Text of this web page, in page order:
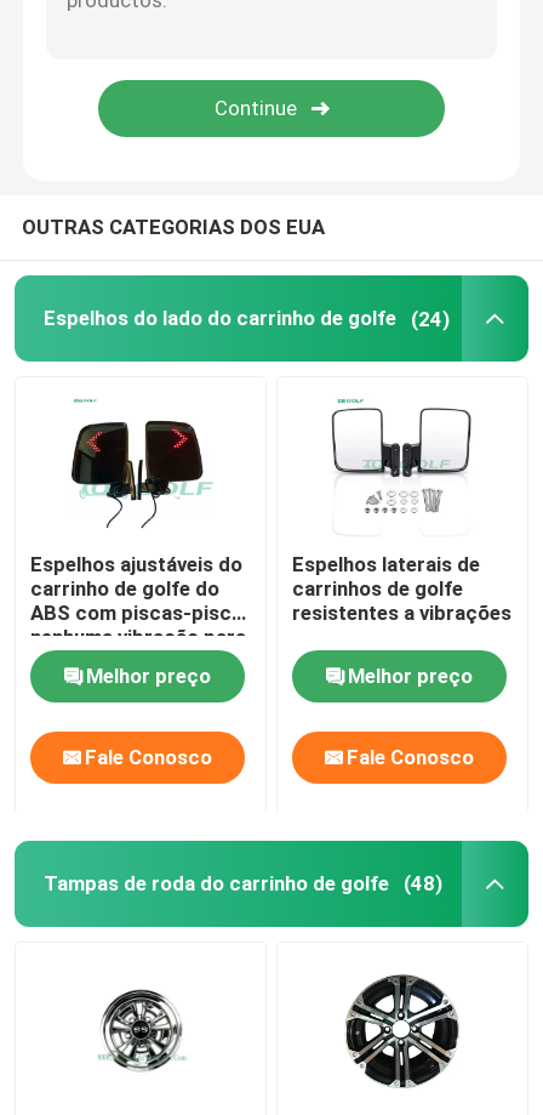
Cercos do carrinho de golfe
Bateria de lítio do carrinho de golfe
Peças do carrinho de golfe LVTONG
Peças de serviço ÍCONE
OUTRAS CATEGORIAS DOS EUA
Espelhos do lado do carrinho de golfe (24)
Espelhos ajustáveis do
carrinho de golfe do
ABS com piscas-pisca
nenhuma vibração para
o carro do clube do
carro do golfe
Melhor preço
Fale Conosco
Espelhos laterais de
carrinhos de golfe
resistentes a vibrações
Melhor preço
Fale Conosco
Tampas de roda do carrinho de golfe (48)